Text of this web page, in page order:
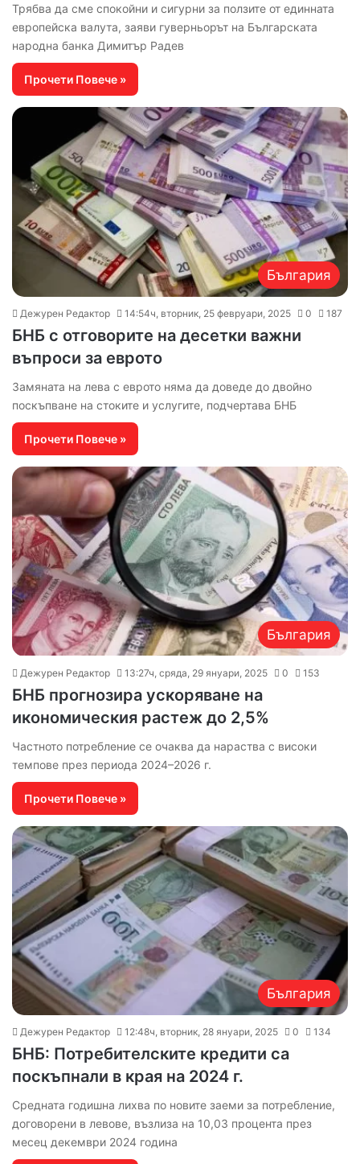
Трябва да сме спокойни и сигурни за ползите от единната
европейска валута, заяви гуверньорът на Българската
народна банка Димитър Радев
Прочети Повече »
България
Дежурен Редактор 14:54ч, вторник, 25 февруари, 2025 0 187
БНБ с отговорите на десетки важни
въпроси за еврото
Замяната на лева с еврото няма да доведе до двойно
поскъпване на стоките и услугите, подчертава БНБ
Прочети Повече »
България
Дежурен Редактор 13:27ч, сряда, 29 януари, 2025 0 153
БНБ прогнозира ускоряване на
икономическия растеж до 2,5%
Частното потребление се очаква да нараства с високи
темпове през периода 2024–2026 г.
Прочети Повече »
България
Дежурен Редактор 12:48ч, вторник, 28 януари, 2025 0 134
БНБ: Потребителските кредити са
поскъпнали в края на 2024 г.
Средната годишна лихва по новите заеми за потребление,
договорени в левове, възлиза на 10,03 процента през
месец декември 2024 година